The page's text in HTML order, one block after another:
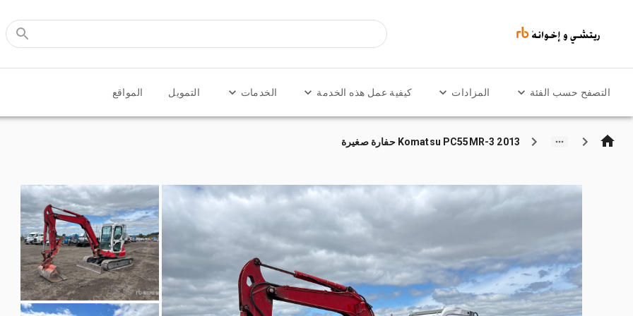
التصفح حسب الفئة المزادات كيفية عمل هذه الخدمة الخدمات التمويل المواقع
2013 Komatsu PC55MR-3 حفارة صغيرة